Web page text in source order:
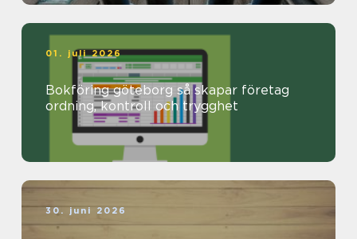
01. juli 2026
Bokföring göteborg så skapar företag
ordning, kontroll och trygghet
30. juni 2026